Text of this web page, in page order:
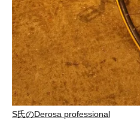
S氏のDerosa professional